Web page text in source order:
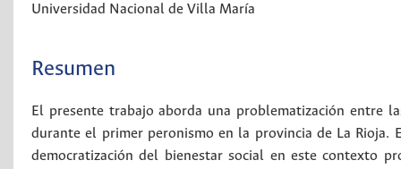
Universidad Nacional de Villa María
Resumen
El presente trabajo aborda una problematización entre
durante el primer peronismo en la provincia de La Rioja.
democratización del bienestar social en este contexto